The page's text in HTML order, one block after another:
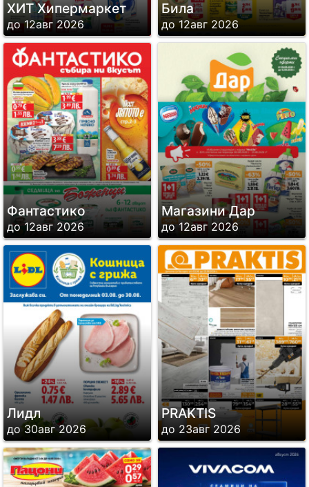
ХИТ Хипермаркет
до 12авг 2026
Била
до 12авг 2026
Фантастико
до 12авг 2026
Магазини Дар
до 12авг 2026
Лидл
до 30авг 2026
PRAKTIS
до 23авг 2026